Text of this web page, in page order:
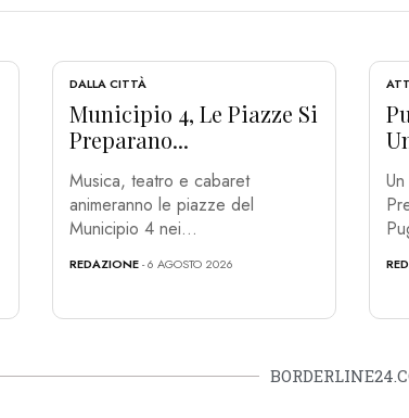
DALLA CITTÀ
Municipio 4, Le Piazze Si
Preparano...
Musica, teatro e cabaret
animeranno le piazze del
Municipio 4 nei...
REDAZIONE- 6 AGOSTO 2026